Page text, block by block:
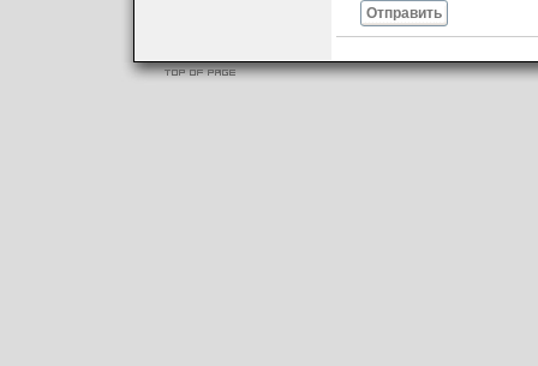
Отправить